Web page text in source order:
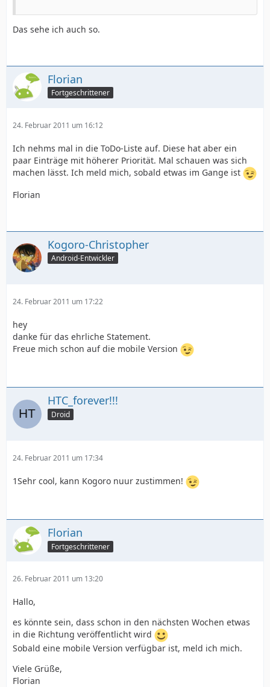
Das sehe ich auch so.
Florian
Fortgeschrittener
24. Februar 2011 um 16:12
Ich nehms mal in die ToDo-Liste auf. Diese hat aber ein
paar Einträge mit höherer Priorität. Mal schauen was sich
machen lässt. Ich meld mich, sobald etwas im Gange ist
Florian
Kogoro-Christopher
Android-Entwickler
24. Februar 2011 um 17:22
hey
danke für das ehrliche Statement.
Freue mich schon auf die mobile Version
HTC_forever!!!
Droid
24. Februar 2011 um 17:34
1Sehr cool, kann Kogoro nuur zustimmen!
Florian
Fortgeschrittener
26. Februar 2011 um 13:20
Hallo,
es könnte sein, dass schon in den nächsten Wochen etwas
in die Richtung veröffentlicht wird
Sobald eine mobile Version verfügbar ist, meld ich mich.
Viele Grüße,
Florian